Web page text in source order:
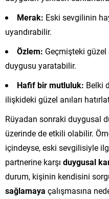
Merak: Eski sevgilinin
uyandırabilir.
Özlem: Geçmişteki güzel
duygusu yaratabilir.
Hafif bir mutluluk: Belki
ilişkideki güzel anıları
Rüyadan sonraki duygusal
üzerinde de etkili olabilir.
içindeyse, eski sevgilisiyle
partnerine karşı duygusal
durum, kişinin kendisini
sağlamaya çalışmasına